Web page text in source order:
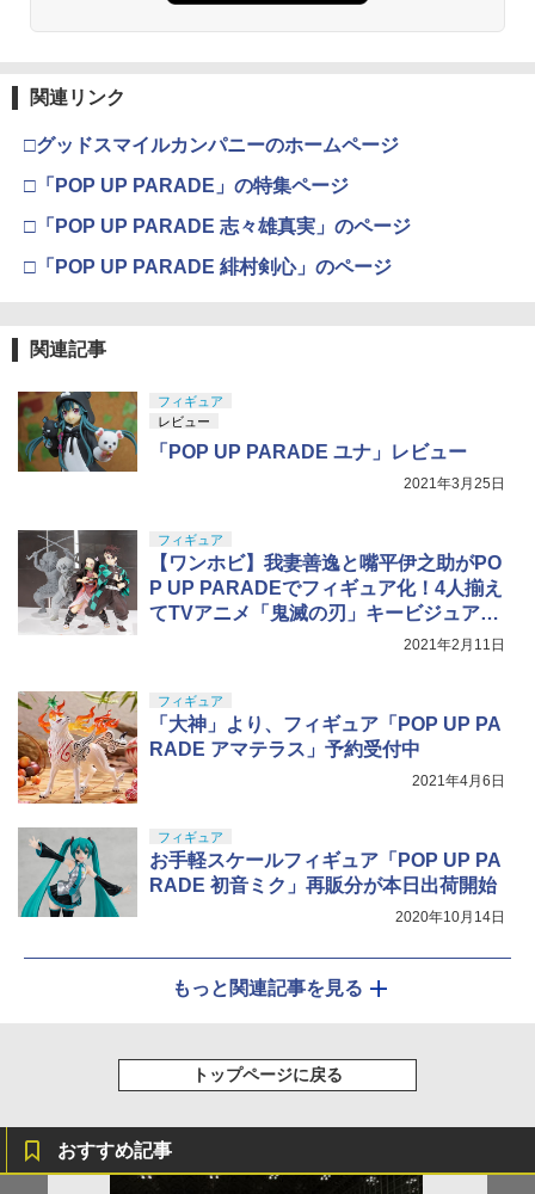
関連リンク
□グッドスマイルカンパニーのホームページ
□「POP UP PARADE」の特集ページ
□「POP UP PARADE 志々雄真実」のページ
□「POP UP PARADE 緋村剣心」のページ
関連記事
フィギュア
レビュー
「POP UP PARADE ユナ」レビュー
2021年3月25日
フィギュア
【ワンホビ】我妻善逸と嘴平伊之助がPO
P UP PARADEでフィギュア化！4人揃え
てTVアニメ「鬼滅の刃」キービジュアル
2021年2月11日
フィギュア
「大神」より、フィギュア「POP UP PA
RADE アマテラス」予約受付中
2021年4月6日
フィギュア
お手軽スケールフィギュア「POP UP PA
RADE 初音ミク」再販分が本日出荷開始
2020年10月14日
もっと関連記事を見る
トップページに戻る
おすすめ記事